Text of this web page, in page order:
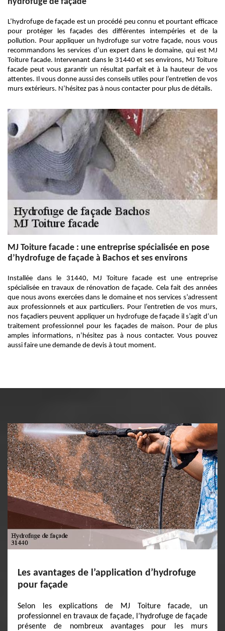
L’hydrofuge de façade est un procédé peu connu et pourtant efficace
pour protéger les façades des différentes intempéries et de la
pollution. Pour appliquer un hydrofuge sur votre façade, nous vous
recommandons les services d’un expert dans le domaine, qui est MJ
Toiture facade. Intervenant dans le 31440 et ses environs, MJ Toiture
facade peut vous garantir un résultat parfait et à la hauteur de vos
attentes. Il vous donne aussi des conseils utiles pour l’entretien de vos
murs extérieurs. N’hésitez pas à nous contacter pour plus de détails.
MJ Toiture facade : une entreprise spécialisée en pose
d’hydrofuge de façade à Bachos et ses environs
Installée dans le 31440, MJ Toiture facade est une entreprise
spécialisée en travaux de rénovation de façade. Cela fait des années
que nous avons exercées dans le domaine et nos services s’adressent
aux professionnels et aux particuliers. Pour l’entretien de vos murs,
nos façadiers peuvent appliquer un hydrofuge de façade il s’agit d’un
traitement professionnel pour les façades de maison. Pour de plus
amples informations, n’hésitez pas à nous contacter. Vous pouvez
aussi faire une demande de devis à tout moment.
Les avantages de l’application d’hydrofuge
pour façade
Selon les explications de MJ Toiture facade, un
professionnel en travaux de façade, l’hydrofuge de façade
présente de nombreux avantages pour les murs